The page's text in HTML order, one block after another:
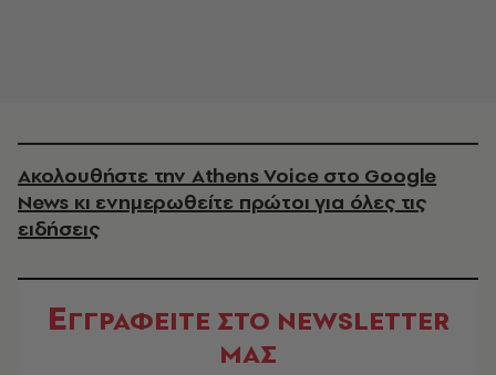
Ακολουθήστε την Athens Voice στο Google
News κι ενημερωθείτε πρώτοι για όλες τις
ειδήσεις
ΕΓΓΡΑΦΕΙΤΕ ΣΤΟ NEWSLETTER
ΜΑΣ